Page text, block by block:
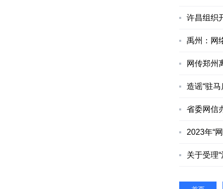
许昌组织
禹州：网
网传郑州
造谣“驻
省委网信
2023年“
关于受理